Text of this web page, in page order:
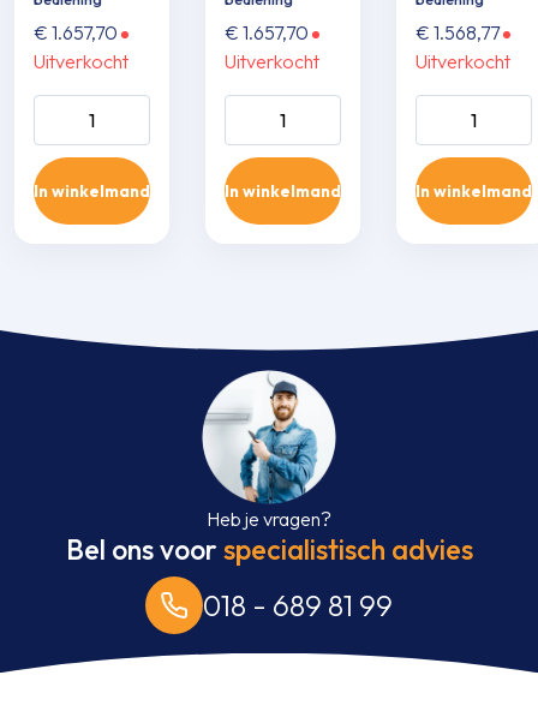
€ 1.657,70
Uitverkocht
Wand single-split
set SRK 50 ZT-
WFB/SRC 50 ZT-
W 5,0 kW inclusief
infrarood
In winkelmand
€ 1.657,70
Uitverkocht
Wand single-split
set SRK 50 ZT-
WFT/SRC 50 ZT-
W 5,0 kW inclusief
infrarood
In winkelmand
€ 1.568,77
Uitverkocht
Wand single-
set SRK 50
WF/SRC 50
5,0 kW
infrarood
In winkelmand
Heb je vragen?
Bel ons voorspecialistisch advies
018 - 689 81 99